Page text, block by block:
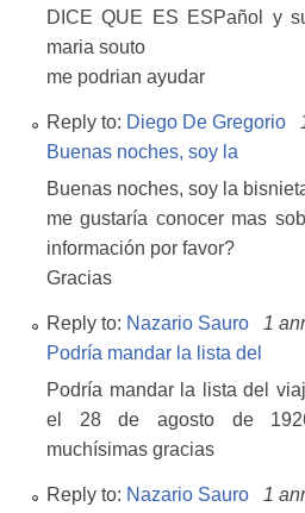
DICE QUE ES ESPañol y
maria souto
me podrian ayudar
Reply to: Diego De Gregorio
Buenas noches, soy la
Buenas noches, soy la
me gustaría conocer mas
información por favor?
Gracias
Reply to: Nazario Sauro 1
Podría mandar la lista del
Podría mandar la lista del
el 28 de agosto de
muchísimas gracias
Reply to: Nazario Sauro 1